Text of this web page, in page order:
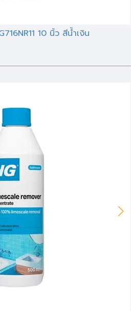
10 นิ้ว สีน้ำเงิน